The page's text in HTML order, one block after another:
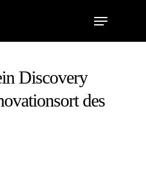
Menu
Discovery
des